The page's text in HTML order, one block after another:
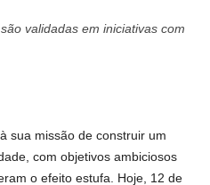
validadas em iniciativas com
sua missão de construir um
com objetivos ambiciosos
o efeito estufa. Hoje, 12 de